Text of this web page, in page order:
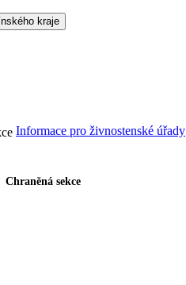
Informace pro živnostenské úřady